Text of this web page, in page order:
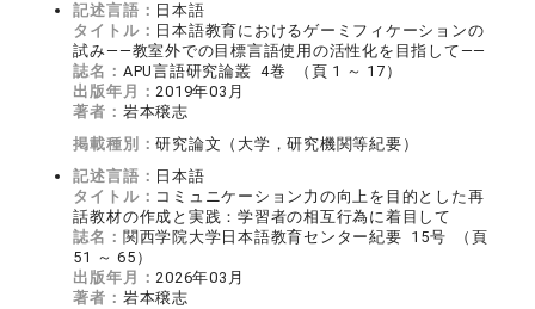
記述言語： 日本語
タイトル： 日本語教育におけるゲーミフィケーションの
試み――教室外での目標言語使用の活性化を目指して――
誌名： APU言語研究論叢 4巻 （頁 1 ～ 17）
出版年月：2019年03月
著者： 岩本穣志
掲載種別：研究論文（大学，研究機関等紀要）
記述言語： 日本語
タイトル： コミュニケーション力の向上を目的とした再
話教材の作成と実践：学習者の相互行為に着目して
誌名： 関西学院大学日本語教育センター紀要 15号 （頁
51 ～ 65）
出版年月：2026年03月
著者： 岩本穣志